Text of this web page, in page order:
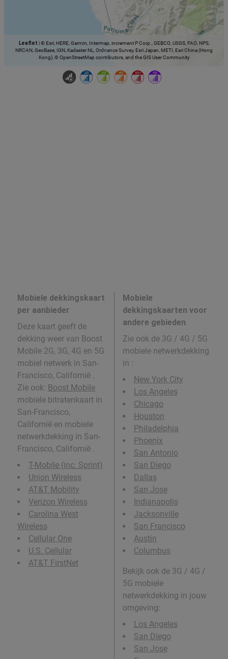
Leaflet
© Esri, HERE, Garmin, Intermap, increment P Corp., GEBCO, USGS, FAO, NPS,
NRCAN, GeoBase, IGN, Kadaster NL, Ordnance Survey, Esri Japan, METI, Esri China (Hong
Kong), © OpenStreetMap contributors, and the GIS User Community
Mobiele dekkingskaart
per aanbieder
Deze kaart geeft de
dekking weer van Boost
Mobile 2G, 3G, 4G en 5G
mobiel netwerk in San-
Francisco, Californië .
Zie ook: Boost Mobile
mobiele bitratenkaart in
San-Francisco,
Californië en mobiele
netwerkdekking in San-
Francisco, Californië .
T-Mobile (inc. Sprint)
Union Wireless
AT&T Mobility
Verizon Wireless
Carolina West
Wireless
Cellular One
U.S. Cellular
AT&T FirstNet
Mobiele
dekkingskaarten voor
andere gebieden
Zie ook de 3G / 4G / 5G
mobiele netwerkdekking
in :
New York City
Los Angeles
Chicago
Houston
Philadelphia
Phoenix
San Antonio
San Diego
Dallas
San Jose
Indianapolis
Jacksonville
San Francisco
Austin
Columbus
Bekijk ook de 3G / 4G /
5G mobiele
netwerkdekking in jouw
omgeving:
Los Angeles
San Diego
San Jose